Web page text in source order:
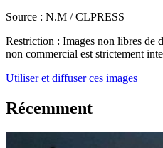
Source : N.M / CLPRESS
Restriction : Images non libres de
non commercial est strictement
Utiliser et diffuser ces images
Récemment